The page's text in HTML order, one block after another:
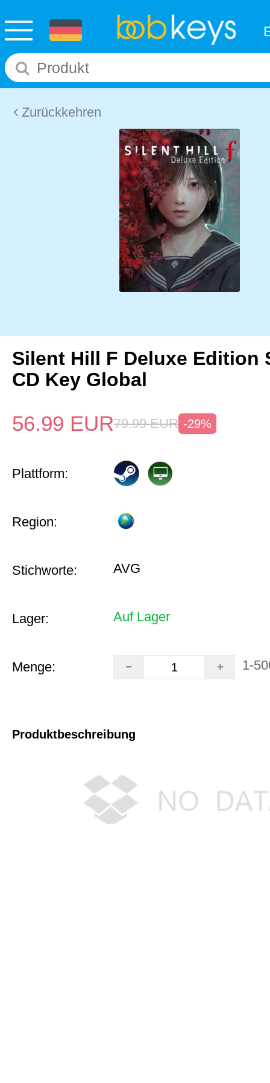
Zurückkehren
Silent Hill F Deluxe Edition
CD Key Global
56.99 EUR79.99 EUR -29%
Plattform:
Region:
Stichworte: AVG
Lager: Auf Lager
Menge: 1-
Produktbeschreibung